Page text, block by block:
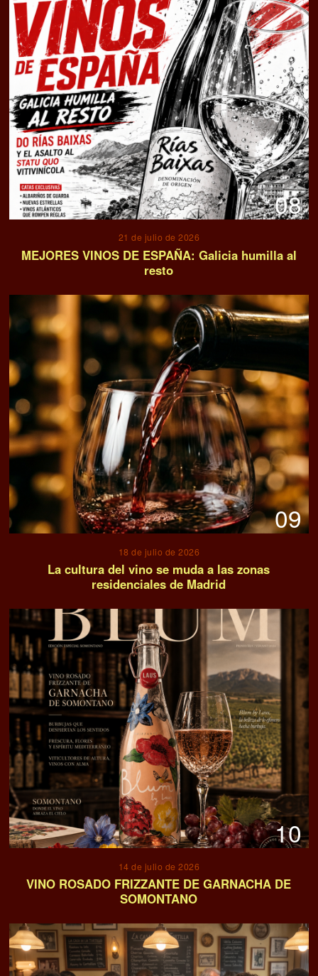
08
21 de julio de 2026
MEJORES VINOS DE ESPAÑA: Galicia humilla al
resto
09
18 de julio de 2026
La cultura del vino se muda a las zonas
residenciales de Madrid
10
14 de julio de 2026
VINO ROSADO FRIZZANTE DE GARNACHA DE
SOMONTANO